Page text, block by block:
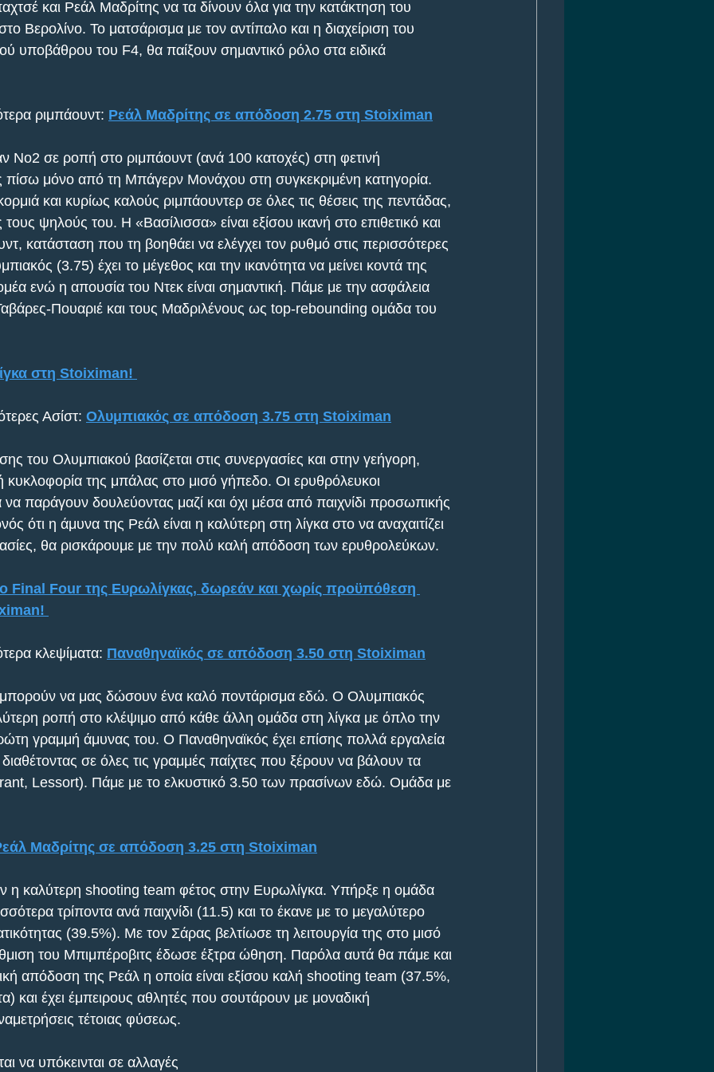
και Ρεάλ Μαδρίτης να τα δίνουν όλα για την κατάκτηση του
Βερολίνο. Το ματσάρισμα με τον αντίπαλο και η διαχείριση του
υποβάθρου του F4, θα παίξουν σημαντικό ρόλο στα ειδικά
ριμπάουντ: Ρεάλ Μαδρίτης σε απόδοση 2.75 στη Stoiximan
Νο2 σε ροπή στο ριμπάουντ (ανά 100 κατοχές) στη φετινή
πίσω μόνο από τη Μπάγερν Μονάχου στη συγκεκριμένη κατηγορία.
και κυρίως καλούς ριμπάουντερ σε όλες τις θέσεις της πεντάδας,
ψηλούς του. Η «Βασίλισσα» είναι εξίσου ικανή στο επιθετικό και
κατάσταση που τη βοηθάει να ελέγχει τον ρυθμό στις περισσότερες
(3.75) έχει το μέγεθος και την ικανότητα να μείνει κοντά της
ενώ η απουσία του Ντεκ είναι σημαντική. Πάμε με την ασφάλεια
Πουαριέ και τους Μαδριλένους ως top-rebounding ομάδα του
στη Stoiximan!
Ασίστ: Ολυμπιακός σε απόδοση 3.75 στη Stoiximan
του Ολυμπιακού βασίζεται στις συνεργασίες και στην γεήγορη,
κυκλοφορία της μπάλας στο μισό γήπεδο. Οι ερυθρόλευκοι
να παράγουν δουλεύοντας μαζί και όχι μέσα από παιχνίδι προσωπικής
ότι η άμυνα της Ρεάλ είναι η καλύτερη στη λίγκα στο να αναχαιτίζει
θα ρισκάρουμε με την πολύ καλή απόδοση των ερυθρολεύκων.
Final Four της Ευρωλίγκας, δωρεάν και χωρίς προϋπόθεση
κλεψίματα: Παναθηναϊκός σε απόδοση 3.50 στη Stoiximan
μπορούν να μας δώσουν ένα καλό ποντάρισμα εδώ. Ο Ολυμπιακός
ροπή στο κλέψιμο από κάθε άλλη ομάδα στη λίγκα με όπλο την
γραμμή άμυνας του. Ο Παναθηναϊκός έχει επίσης πολλά εργαλεία
σε όλες τις γραμμές παίχτες που ξέρουν να βάλουν τα
Lessort). Πάμε με το ελκυστικό 3.50 των πρασίνων εδώ. Ομάδα με
Μαδρίτης σε απόδοση 3.25 στη Stoiximan
η καλύτερη shooting team φέτος στην Ευρωλίγκα. Υπήρξε η ομάδα
τρίποντα ανά παιχνίδι (11.5) και το έκανε με το μεγαλύτερο
(39.5%). Με τον Σάρας βελτίωσε τη λειτουργία της στο μισό
του Μπιμπέροβιτς έδωσε έξτρα ώθηση. Παρόλα αυτά θα πάμε και
απόδοση της Ρεάλ η οποία είναι εξίσου καλή shooting team (37.5%,
και έχει έμπειρους αθλητές που σουτάρουν με μοναδική
τέτοιας φύσεως.
να υπόκεινται σε αλλαγές